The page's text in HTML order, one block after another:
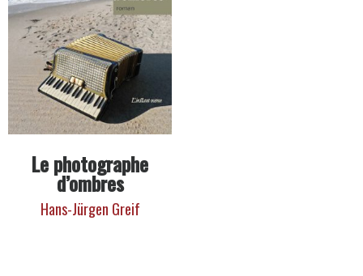
Le photographe
d’ombres
Hans-Jürgen Greif